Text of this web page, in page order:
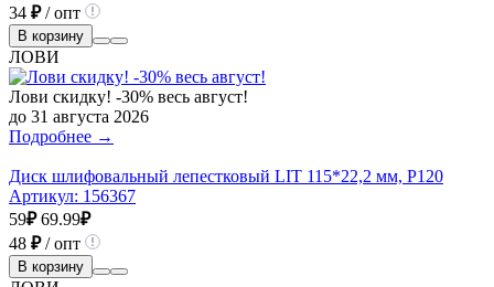
34 ₽/ опт
В корзину
ЛОВИ
Лови скидку! -30% весь август!
до 31 августа 2026
Подробнее →
Диск шлифовальный лепестковый LIT 115*22,2 мм, P120
Артикул: 156367
59₽ 69.99₽
48 ₽/ опт
В корзину